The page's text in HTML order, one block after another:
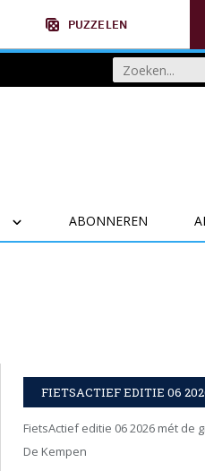
PUZZELEN
ABONNEREN
FIETSACTIEF EDITIE 06
FietsActief editie 06 2026 mét de
De Kempen